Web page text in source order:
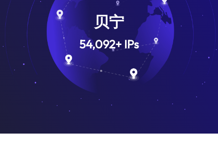
贝宁
54,092+ IPs